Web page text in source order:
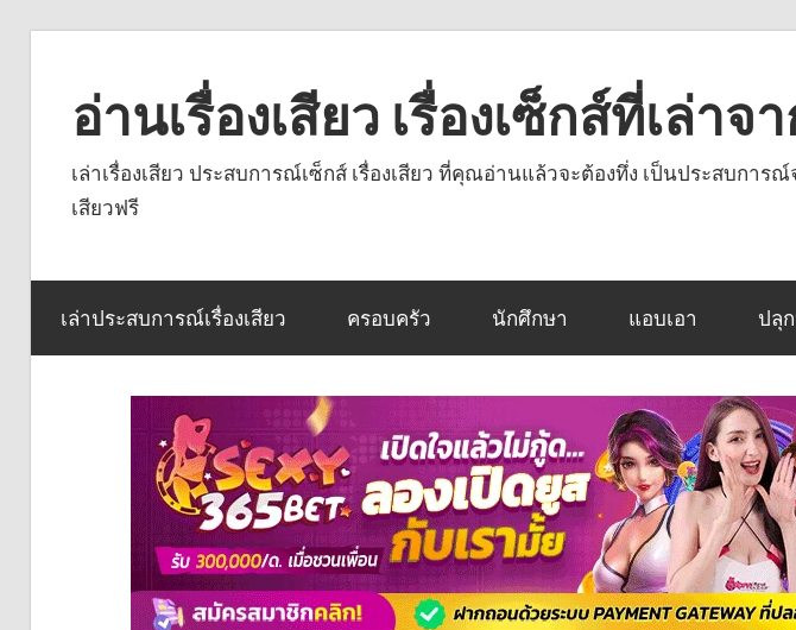
contentอ่านเรื่องเสียว เรื่องเซ็กส์ที่เล่า
เล่าเรื่องเสียว ประสบการณ์เซ็กส์ เรื่องเสียว ที่คุณอ่านแล้วจะต้องทึ่ง เป็นประสบกา
เสียวฟรี
เล่าประสบการณ์เรื่องเสียว ครอบครัว นักศึกษา แอบเอา ปลุ